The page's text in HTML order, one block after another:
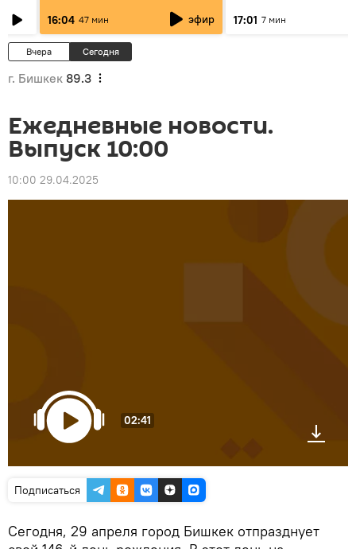
сотрудничества
16:04 47 мин эфир 17:01 7 мин
Вчера Сегодня
г. Бишкек 89.3
Ежедневные новости.
Выпуск 10:00
10:00 29.04.2025
02:41
Подписаться
Сегодня, 29 апреля город Бишкек отпразднует